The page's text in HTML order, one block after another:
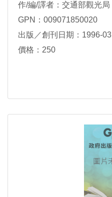
作/編/譯者：交通部觀光局
GPN：009071850020
出版／創刊日期：1996-03
價格：250